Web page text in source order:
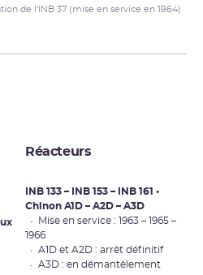
de l'INB 37 (mise en service en 1964)
Réacteurs
INB 133 – INB 153 – INB 161 •
Chinon A1D – A2D – A3D
• Mise en service : 1963 – 1965 –
1966
• A1D et A2D : arrêt définitif
• A3D : en démantèlement